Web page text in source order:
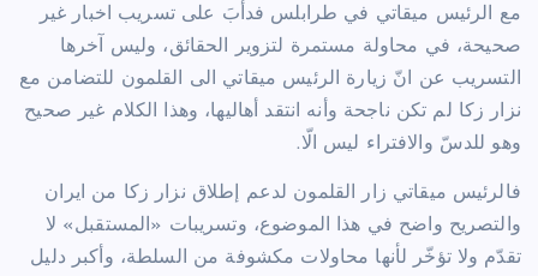
مع الرئيس ميقاتي في طرابلس فدأبَ على تسريب اخبار غير
صحيحة، في محاولة مستمرة لتزوير الحقائق، وليس آخرها
التسريب عن انّ زيارة الرئيس ميقاتي الى القلمون للتضامن مع
نزار زكا لم تكن ناجحة وأنه انتقد أهاليها، وهذا الكلام غير صحيح
وهو للدسّ والافتراء ليس الّا.
فالرئيس ميقاتي زار القلمون لدعم إطلاق نزار زكا من ايران
والتصريح واضح في هذا الموضوع، وتسريبات «المستقبل» لا
تقدّم ولا تؤخّر لأنها محاولات مكشوفة من السلطة، وأكبر دليل